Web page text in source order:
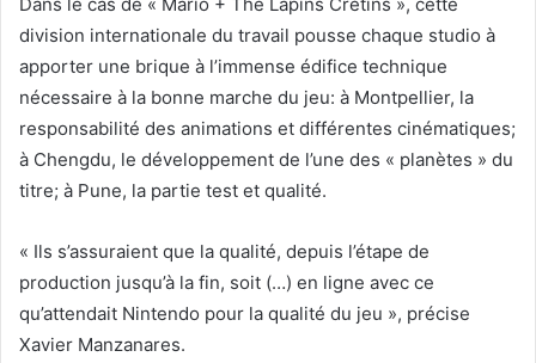
division internationale du travail pousse chaque studio à
apporter une brique à l’immense édifice technique
nécessaire à la bonne marche du jeu: à Montpellier, la
responsabilité des animations et différentes cinématiques;
à Chengdu, le développement de l’une des « planètes » du
titre; à Pune, la partie test et qualité.
« Ils s’assuraient que la qualité, depuis l’étape de
production jusqu’à la fin, soit (…) en ligne avec ce
qu’attendait Nintendo pour la qualité du jeu », précise
Xavier Manzanares.